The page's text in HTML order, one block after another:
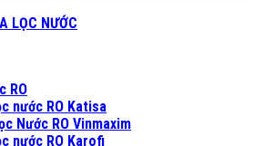
LỌC NƯỚC
RO
nước RO Katisa
Nước RO Vinmaxim
nước RO Karofi